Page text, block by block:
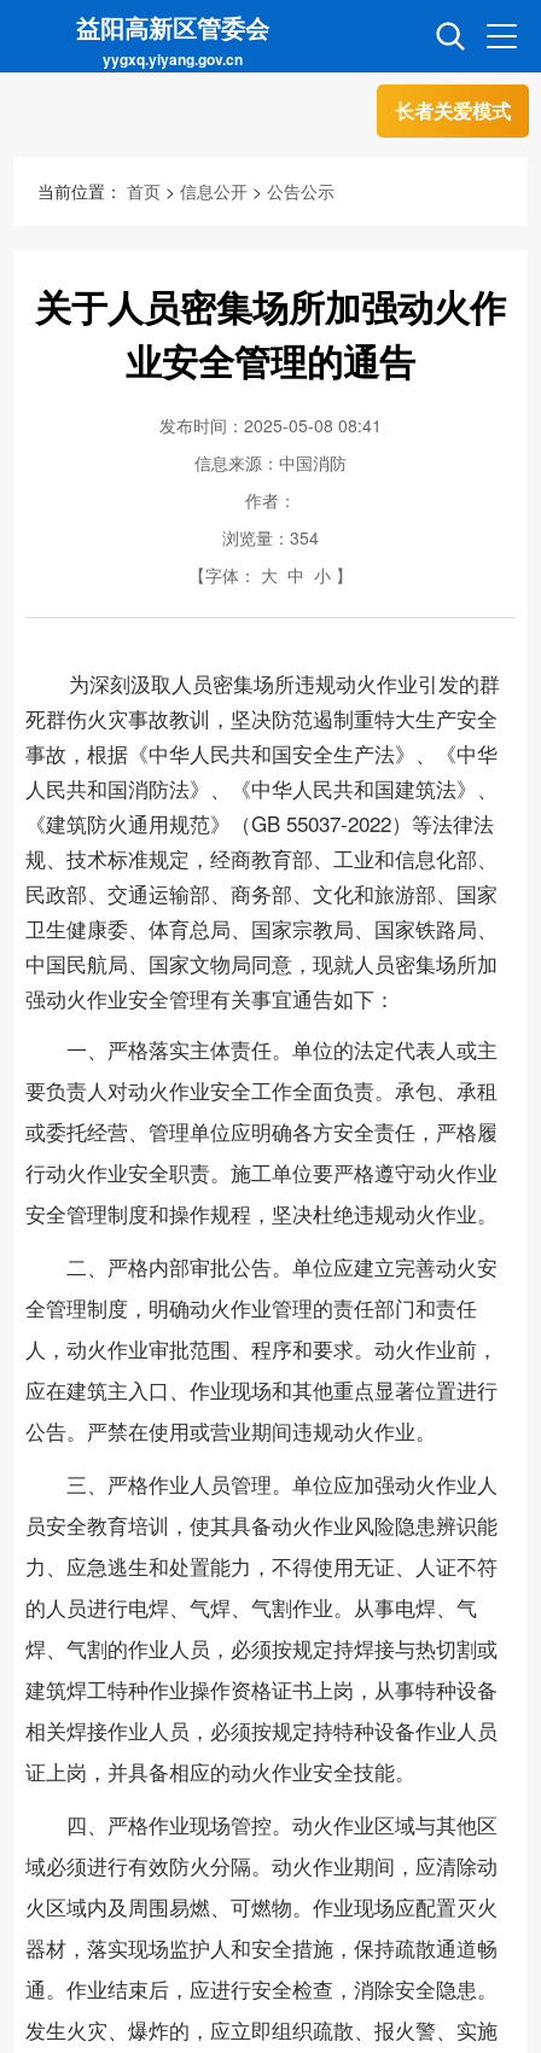
益阳高新区管委会
yygxq.yiyang.gov.cn
互动交流 政务超市
人才超市 金融超市
长者关爱模式
当前位置：首页 >信息公开 >公告公示
关于人员密集场所加强动火作
业安全管理的通告
发布时间：2025-05-08 08:41
信息来源：中国消防
作者：
浏览量： 354
【字体： 大 中 小 】
为深刻汲取人员密集场所违规动火作业引发的群
死群伤火灾事故教训，坚决防范遏制重特大生产安全
事故，根据《中华人民共和国安全生产法》、《中华
人民共和国消防法》、《中华人民共和国建筑法》、
《建筑防火通用规范》（GB 55037-2022）等法律法
规、技术标准规定，经商教育部、工业和信息化部、
民政部、交通运输部、商务部、文化和旅游部、国家
卫生健康委、体育总局、国家宗教局、国家铁路局、
中国民航局、国家文物局同意，现就人员密集场所加
强动火作业安全管理有关事宜通告如下：
一、严格落实主体责任。单位的法定代表人或主
要负责人对动火作业安全工作全面负责。承包、承租
或委托经营、管理单位应明确各方安全责任，严格履
行动火作业安全职责。施工单位要严格遵守动火作业
安全管理制度和操作规程，坚决杜绝违规动火作业。
二、严格内部审批公告。单位应建立完善动火安
全管理制度，明确动火作业管理的责任部门和责任
人，动火作业审批范围、程序和要求。动火作业前，
应在建筑主入口、作业现场和其他重点显著位置进行
公告。严禁在使用或营业期间违规动火作业。
三、严格作业人员管理。单位应加强动火作业人
员安全教育培训，使其具备动火作业风险隐患辨识能
力、应急逃生和处置能力，不得使用无证、人证不符
的人员进行电焊、气焊、气割作业。从事电焊、气
焊、气割的作业人员，必须按规定持焊接与热切割或
建筑焊工特种作业操作资格证书上岗，从事特种设备
相关焊接作业人员，必须按规定持特种设备作业人员
证上岗，并具备相应的动火作业安全技能。
四、严格作业现场管控。动火作业区域与其他区
域必须进行有效防火分隔。动火作业期间，应清除动
火区域内及周围易燃、可燃物。作业现场应配置灭火
器材，落实现场监护人和安全措施，保持疏散通道畅
通。作业结束后，应进行安全检查，消除安全隐患。
发生火灾、爆炸的，应立即组织疏散、报火警、实施